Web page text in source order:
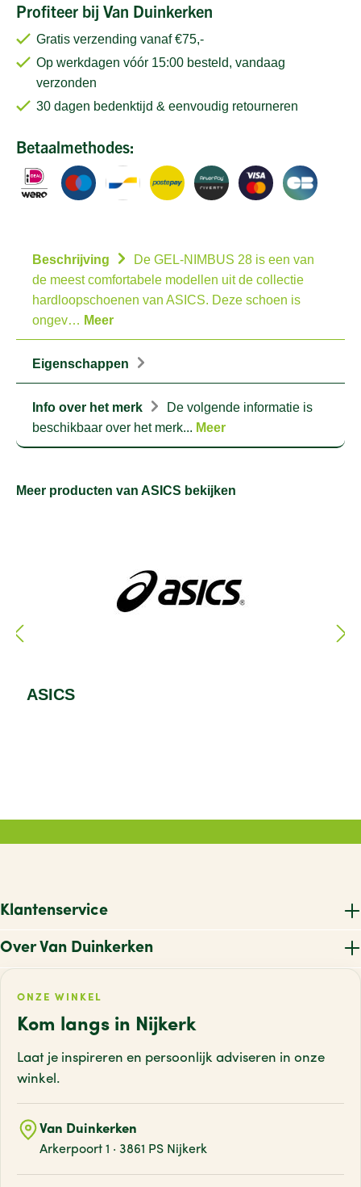
Profiteer bij Van Duinkerken
Gratis verzending vanaf €75,-
Op werkdagen vóór 15:00 besteld, vandaag
verzonden
30 dagen bedenktijd & eenvoudig retourneren
Betaalmethodes:
Beschrijving
De GEL-NIMBUS 28 is een van
de meest comfortabele modellen uit de collectie
hardloopschoenen van ASICS. Deze schoen is
ongev… Meer
Eigenschappen
Info over het merk
De volgende informatie is
beschikbaar over het merk... Meer
Meer producten van ASICS bekijken
ASICS
Klantenservice
Over Van Duinkerken
ONZE WINKEL
Kom langs in Nijkerk
Laat je inspireren en persoonlijk adviseren in onze
winkel.
Van Duinkerken
Arkerpoort 1 · 3861 PS Nijkerk